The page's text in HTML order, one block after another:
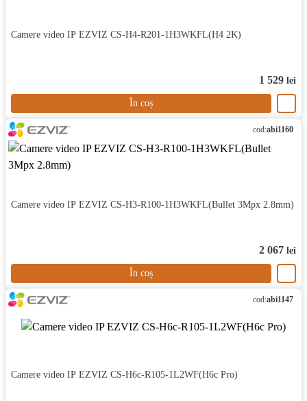
Camere video IP EZVIZ CS-H4-R201-1H3WKFL(H4 2K)
1 529 lei
În coș
cod:abi1160
Camere video IP EZVIZ CS-H3-R100-1H3WKFL(Bullet 3Mpx 2.8mm)
2 067 lei
În coș
cod:abi1147
Camere video IP EZVIZ CS-H6c-R105-1L2WF(H6c Pro)